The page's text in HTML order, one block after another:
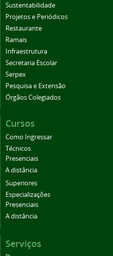
Sustentabilidade
Projetos e Periódicos
Restaurante
Ramais
Infraestrutura
Secretaria Escolar
Serpex
Pesquisa e Extensão
Órgãos Colegiados
Cursos
Como Ingressar
Técnicos
Presenciais
A distância
Superiores
Especializações
Presenciais
A distância
Serviços